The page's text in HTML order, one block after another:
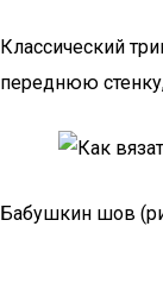
Классический
переднюю
Бабушкин шов